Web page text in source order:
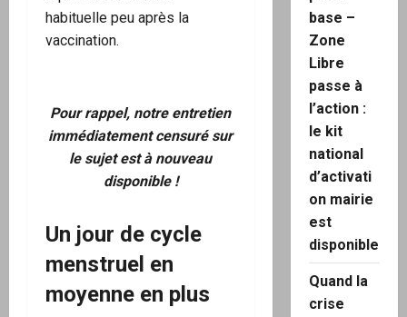
habituelle peu après la
vaccination.
Pour rappel, notre entretien
immédiatement censuré sur
le sujet est à nouveau
disponible !
Un jour de cycle
menstruel en
moyenne en plus
base –
Zone
Libre
passe à
l’action :
le kit
national
d’activati
on mairie
est
disponible
Quand la
crise